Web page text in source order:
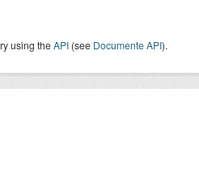
using theAPI (see Documente API).